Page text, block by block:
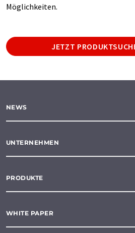
Möglichkeiten.
JETZT
NEWS
UNTERNEHMEN
PRODUKTE
WHITE PAPER